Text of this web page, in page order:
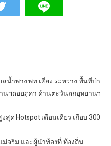
น้ำพาง พท.เสี่ยง ระหว่าง พื้นที่ป่า
นฯดอยภูคา ด้านตะวันตกอุทยานฯ
สุด Hotspot เดือนเดียว เกือบ 300
จริม และผู้นำท้องที่ ท้องถิ่น